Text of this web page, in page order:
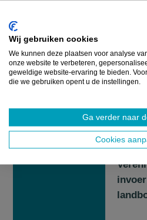
Wij gebruiken cookies
We kunnen deze plaatsen voor analyse
onze website te verbeteren,
geweldige website-ervaring te bieden.
die we gebruiken opent u de instellingen.
Ga verder naar
Cookies